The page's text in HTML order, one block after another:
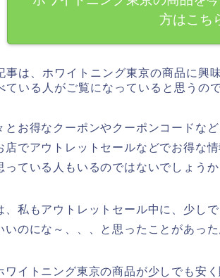
方はこち
事は、ホワイトニング東京の商品に興
ている人がご覧になっていると思うの
とお得なクーポンやクーポンコードな
店でアウトレットセールなどでお得な
っている人もいるのではないでしょうか
、私もアウトレットセール中に、少し
いのにな～、、、と思ったことがあった
ワイトニング東京の商品が少しでも安